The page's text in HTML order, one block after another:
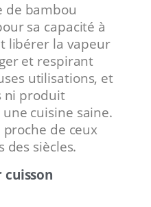
de bambou
sa capacité à
libérer la vapeur
et respirant
utilisations, et
ni produit
cuisine saine.
proche de ceux
des siècles.
cuisson